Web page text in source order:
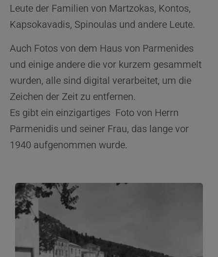
Leute der Familien von Martzokas, Kontos,
Kapsokavadis, Spinoulas und andere Leute.
Auch Fotos von dem Haus von Parmenides
und einige andere die vor kurzem gesammelt
wurden, alle sind digital verarbeitet, um die
Zeichen der Zeit zu entfernen.
Es gibt ein einzigartiges Foto von Herrn
Parmenidis und seiner Frau, das lange vor
1940 aufgenommen wurde.